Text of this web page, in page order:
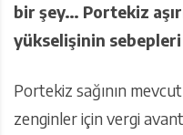
bir şey… Portekiz
yükselişinin
Portekiz sağının
zenginler için vergi